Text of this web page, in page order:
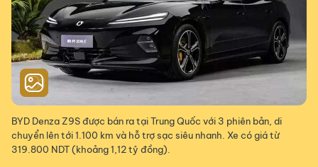
BYD Denza Z9S được bán ra tại Trung Quốc với 3 phiên bản, di
chuyển lên tới 1.100 km và hỗ trợ sạc siêu nhanh. Xe có giá từ
319.800 NDT (khoảng 1,12 tỷ đồng).